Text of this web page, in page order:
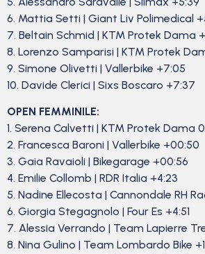
6. Mattia Setti | Giant Liv Polimedical
7. Beltain Schmid | KTM Protek Dama +
8. Lorenzo Samparisi | KTM Protek
9. Simone Olivetti | Vallerbike +7:05
10. Davide Clerici | Sixs Boscaro +7:37
OPEN FEMMINILE:
1. Serena Calvetti | KTM Protek Dama
2. Francesca Baroni | Vallerbike +00:50
3. Gaia Ravaioli | Bikegarage +00:56
4. Emilie Collomb | RDR Italia +4:23
5. Nadine Ellecosta | Cannondale RH
6. Giorgia Stegagnolo | Four Es +4:51
7. Alessia Verrando | Team Lapierre
8. Nina Gulino | Team Lombardo Bike